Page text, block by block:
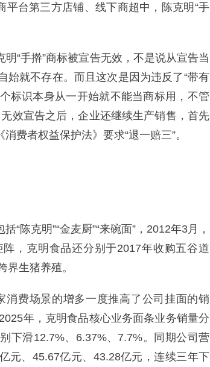
平台第三方店铺、线下商超中，陈克明“手
“手擀”商标被宣告无效，不是说从宣告当
始就不存在。而且这次是因为违反了“带有
标识本身从一开始就不能当商标用，不管
效宣告之后，企业还继续生产销售，首先
费者权益保护法》要求“退一赔三”。
陈克明”“金麦厨”“来碗面”，2012年3月，
，克明食品还分别于2017年收购五谷道
生猪养殖。
费场景的增多一度推高了公司挂面的销
年，克明食品核心业务面条业务销量分
下滑12.7%、6.37%、7.7%。同期公司营
元、45.67亿元、43.28亿元，连续三年下